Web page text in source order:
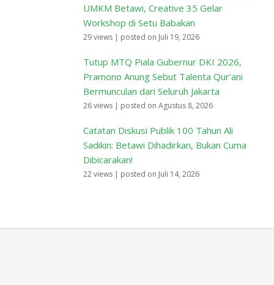
Bermunculan dari Seluruh Jakarta
26 views|posted on Agustus 8, 2026
Sadikin: Betawi Dihadirkan, Bukan Cuma
Dibicarakan!
22 views|posted on Juli 14, 2026